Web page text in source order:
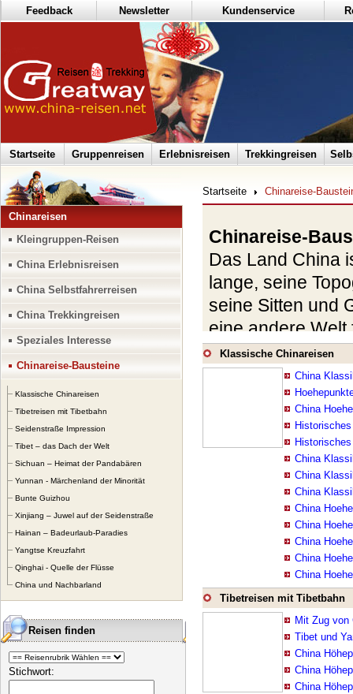
Feedback Newsletter Kundenservice
Startseite Gruppenreisen Erlebnisreisen Trekkingreisen
Chinareisen
Kleingruppen-Reisen
China Erlebnisreisen
China Selbstfahrerreisen
China Trekkingreisen
Speziales Interesse
Chinareise-Bausteine
Klassische Chinareisen
Tibetreisen mit Tibetbahn
Seidenstraße Impression
Tibet – das Dach der Welt
Sichuan – Heimat der Pandabären
Yunnan - Märchenland der Minorität
Bunte Guizhou
Xinjiang – Juwel auf der Seidenstraße
Hainan – Badeurlaub-Paradies
Yangtse Kreuzfahrt
Qinghai - Quelle der Flüsse
China und Nachbarland
Reisen finden
Stichwort:
Startseite Chinareise-
Chinareise-
Das Land China
lange, seine
seine Sitten und
eine andere Welt
so weit sein wie
„richtige" Reise
folgenden
Damit können
selbst, für Ihre
Klassische Chinareisen
China
China
China
China
China
China
China
China
China
China
Tibetreisen mit Tibetbahn
Mit Zug von
Tibet und
China
China
China